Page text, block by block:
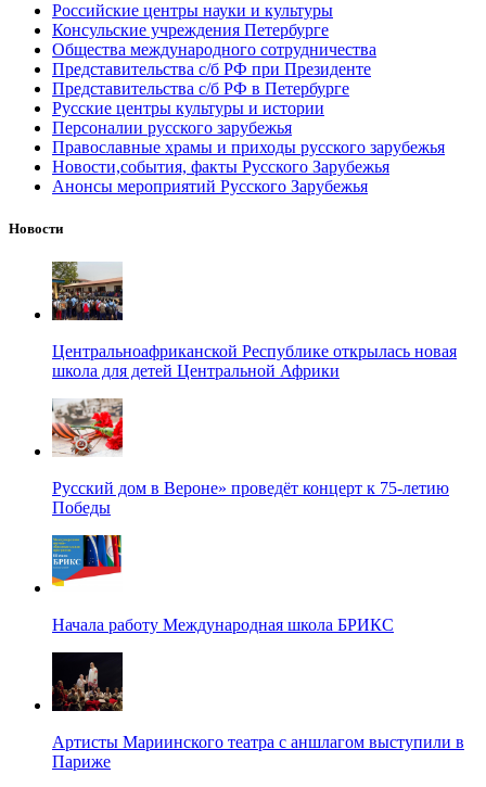
Российские центры науки и культуры
Консульские учреждения Петербурге
Общества международного сотрудничества
Представительства с/б РФ при Президенте
Представительства с/б РФ в Петербурге
Русские центры культуры и истории
Персоналии русского зарубежья
Православные храмы и приходы русского зарубежья
Новости,события, факты Русского Зарубежья
Анонсы мероприятий Русского Зарубежья
Новости
Центральноафриканской Республике открылась новая
школа для детей Центральной Африки
Русский дом в Вероне» проведёт концерт к 75-летию
Победы
Начала работу Международная школа БРИКС
Артисты Мариинского театра с аншлагом выступили в
Париже